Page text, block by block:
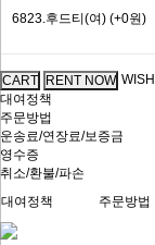
6823.후드티(여) (+0원)
WISH
대여정책
주문방법
운송료/연장료/보증금
영수증
취소/환불/파손
대여정책
주문방법